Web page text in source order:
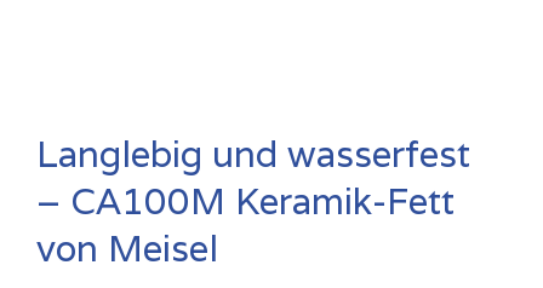
Langlebig und wasserfest
– CA100M Keramik-Fett
von Meisel